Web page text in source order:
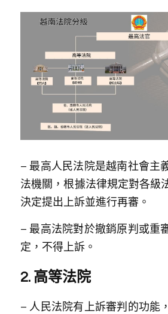
– 最高人民法院是越南社會主
法機關，根據法律規定對各級
決定提出上訴並進行再審。
– 最高法院對於撤銷原判或重
定，不得上訴。
2. 高等法院
– 人民法院有上訴審判的功能